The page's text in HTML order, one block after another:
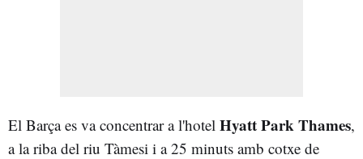
El Barça es va concentrar a l'hotel Hyatt Park Thames,
a la riba del riu Tàmesi i a 25 minuts amb cotxe de